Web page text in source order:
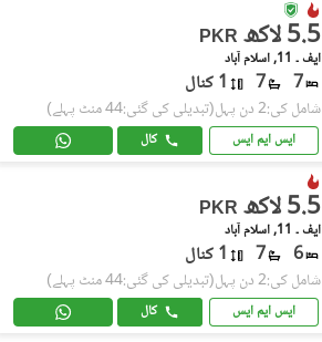
PKR 5.5 لاکھ
ایف ۔ 11, اسلام آباد
7
7 1 کنال
شامل کی:2 دن پہل (تبدیلی کی گئی:44 منٹ پہلے)
ایس ایم ایس کال
PKR 5.5 لاکھ
ایف ۔ 11, اسلام آباد
6
7 1 کنال
شامل کی:2 دن پہل (تبدیلی کی گئی:44 منٹ پہلے)
ایس ایم ایس کال